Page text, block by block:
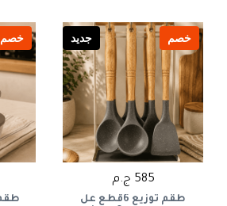
خصم جديد
585 ج.م
طقم توزيع 6قطع عل
خصم